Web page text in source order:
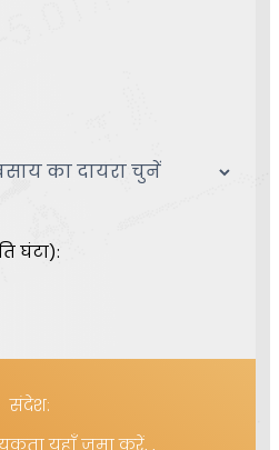
घंटा):
संदेश:
यहाँ जमा करें, ,